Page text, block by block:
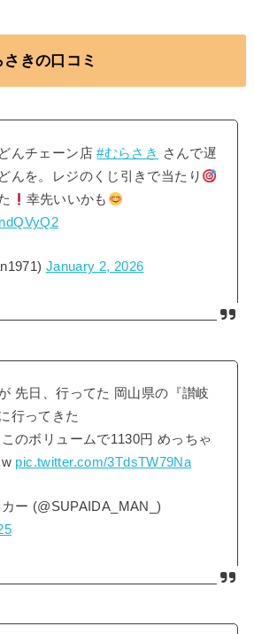
きの口コミ
んチェーン店#むらさき
さんで遅
んを。レジのくじ引きで当たり
幸先いいかも
January 2, 2026
先日、行ってた 岡山県の『讃岐
行ってきた
のボリュームで1130円 めっちゃ
pic.twitter.com/3TdsTW79Na
ー (@SUPAIDA_MAN_)